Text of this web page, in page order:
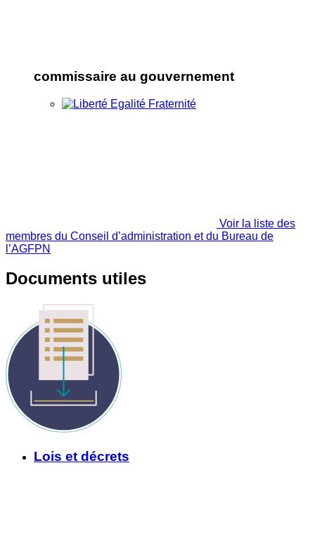
commissaire au gouvernement
Voir la liste des
membres du Conseil d’administration et du Bureau de
l’AGFPN
Documents utiles
Lois et décrets